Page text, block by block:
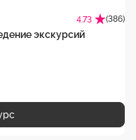
4.73 (386)
экскурсий